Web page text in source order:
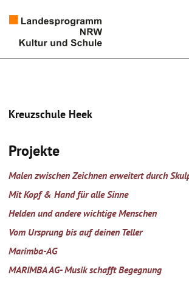
Kultur und Schule
Kreuzschule Heek
Projekte
Malen zwischen Zeichnen erweitert durch
Mit Kopf & Hand für alle Sinne
Helden und andere wichtige Menschen
Vom Ursprung bis auf deinen Teller
Marimba-AG
MARIMBA AG- Musik schafft Begegnung